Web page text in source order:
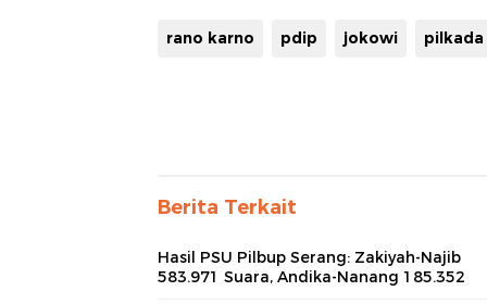
rano karno pdip jokowi
Berita Terkait
Hasil PSU Pilbup Serang: Zakiyah-Najib
583.971 Suara, Andika-Nanang 185.352